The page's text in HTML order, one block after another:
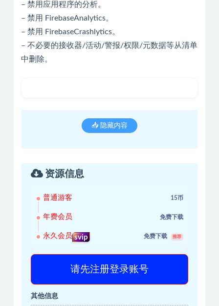
– 禁用应用程序的分析。
– 禁用 FirebaseAnalytics。
– 禁用 FirebaseCrashlytics。
– 不必要的接收器/活动/警报/权限/元数据等从清单
中删除。
📥 隐藏内容
资源信息
普通游客 15币
年费会员 免费下载
永久会员 svip 免费下载 推荐
请先注册登录账号
其他信息